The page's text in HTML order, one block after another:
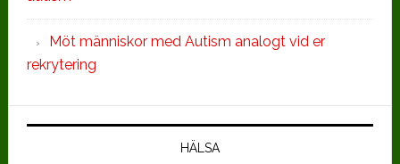
Möt människor med Autism analogt vid er
rekrytering
HÄLSA